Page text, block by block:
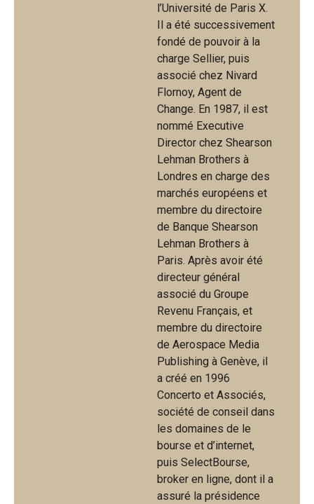
l’Université de Paris X.
Il a été successivement
fondé de pouvoir à la
charge Sellier, puis
associé chez Nivard
Flornoy, Agent de
Change. En 1987, il est
nommé Executive
Director chez Shearson
Lehman Brothers à
Londres en charge des
marchés européens et
membre du directoire
de Banque Shearson
Lehman Brothers à
Paris. Après avoir été
directeur général
associé du Groupe
Revenu Français, et
membre du directoire
de Aerospace Media
Publishing à Genève, il
a créé en 1996
Concerto et Associés,
société de conseil dans
les domaines de le
bourse et d’internet,
puis SelectBourse,
broker en ligne, dont il a
assuré la présidence